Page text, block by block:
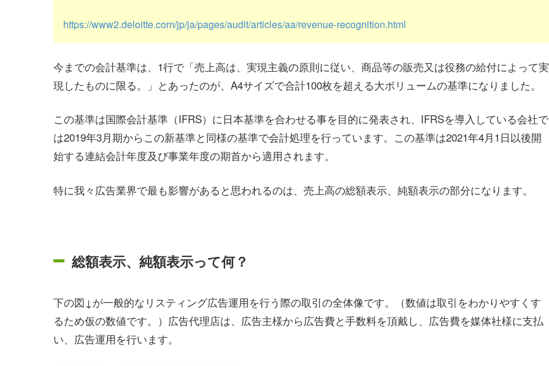
https://www2.deloitte.com/jp/ja/pages/audit/articles/aa/revenue-recognition.html
今までの会計基準は、1行で「売上高は、実現主義の原則に従い、商品等の販売又は役務の給付によって実
現したものに限る。」とあったのが、A4サイズで合計100枚を超える大ボリュームの基準になりました。
この基準は国際会計基準（IFRS）に日本基準を合わせる事を目的に発表され、IFRSを導入している会社で
は2019年3月期からこの新基準と同様の基準で会計処理を行っています。この基準は2021年4月1日以後開
始する連結会計年度及び事業年度の期首から適用されます。
特に我々広告業界で最も影響があると思われるのは、売上高の総額表示、純額表示の部分になります。
総額表示、純額表示って何？
下の図↓が一般的なリスティング広告運用を行う際の取引の全体像です。（数値は取引をわかりやすくす
るため仮の数値です。）広告代理店は、広告主様から広告費と手数料を頂戴し、広告費を媒体社様に支払
い、広告運用を行います。